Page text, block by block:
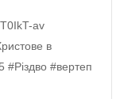
av
в
#Різдво #вертеп